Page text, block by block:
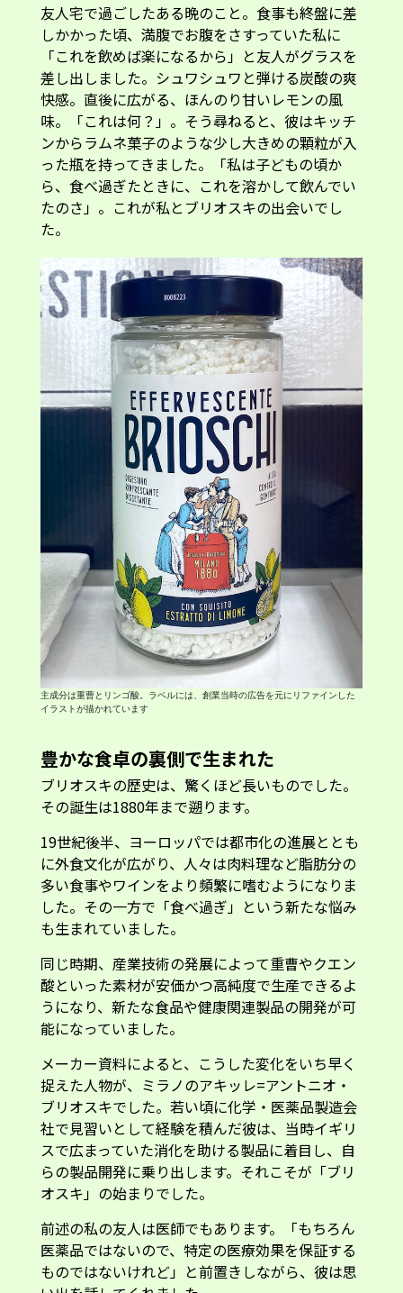
友人宅で過ごしたある晩のこと。食事も終盤に差
しかかった頃、満腹でお腹をさすっていた私に
「これを飲めば楽になるから」と友人がグラスを
差し出しました。シュワシュワと弾ける炭酸の爽
快感。直後に広がる、ほんのり甘いレモンの風
味。「これは何？」。そう尋ねると、彼はキッチ
ンからラムネ菓子のような少し大きめの顆粒が入
った瓶を持ってきました。「私は子どもの頃か
ら、食べ過ぎたときに、これを溶かして飲んでい
たのさ」。これが私とブリオスキの出会いでし
た。
主成分は重曹とリンゴ酸。ラベルには、創業当時の広告を元にリファインした
イラストが描かれています
豊かな食卓の裏側で生まれた
ブリオスキの歴史は、驚くほど長いものでした。
その誕生は1880年まで遡ります。
19世紀後半、ヨーロッパでは都市化の進展ととも
に外食文化が広がり、人々は肉料理など脂肪分の
多い食事やワインをより頻繁に嗜むようになりま
した。その一方で「食べ過ぎ」という新たな悩み
も生まれていました。
同じ時期、産業技術の発展によって重曹やクエン
酸といった素材が安価かつ高純度で生産できるよ
うになり、新たな食品や健康関連製品の開発が可
能になっていました。
メーカー資料によると、こうした変化をいち早く
捉えた人物が、ミラノのアキッレ=アントニオ・
ブリオスキでした。若い頃に化学・医薬品製造会
社で見習いとして経験を積んだ彼は、当時イギリ
スで広まっていた消化を助ける製品に着目し、自
らの製品開発に乗り出します。それこそが「ブリ
オスキ」の始まりでした。
前述の私の友人は医師でもあります。「もちろん
医薬品ではないので、特定の医療効果を保証する
ものではないけれど」と前置きしながら、彼は思